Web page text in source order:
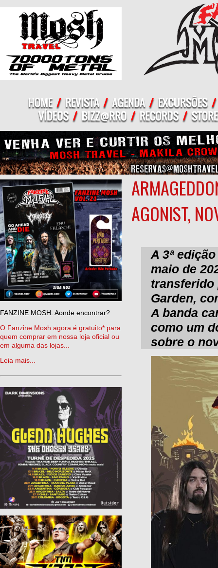
FANZINE MOSH: Aonde encontrar?
O Fanzine Mosh agora é gratuito* para
quem comprar em nossa loja oficial ou
em alguma das lojas...
Leia mais...
AGONIST,
A 3ª
maio de
transferido
Garden,
A banda
como um
sobre o